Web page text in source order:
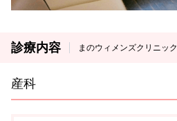
診療内容 まのウィメンズクリニック
産科